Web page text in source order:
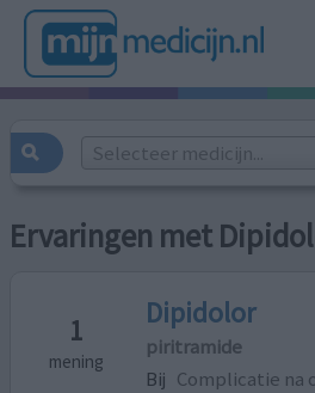
Selecteer medicijn...
Ervaringen met
1
mening
Dipidolor
piritramide
Bij Complicatie na